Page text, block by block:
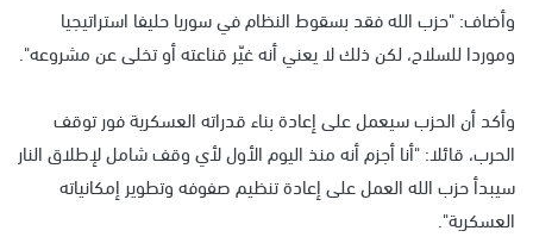
وأضاف: "حزب الله فقد بسقوط النظام في سوريا حليفا استراتيجيا
وموردا للسلاح، لكن ذلك لا يعني أنه غيّر قناعته أو تخلى عن مشروعه".
وأكد أن الحزب سيعمل على إعادة بناء قدراته العسكرية فور توقف
الحرب، قائلا: "أنا أجزم أنه منذ اليوم الأول لأي وقف شامل لإطلاق النار
سيبدأ حزب الله العمل على إعادة تنظيم صفوفه وتطوير إمكانياته
العسكرية".